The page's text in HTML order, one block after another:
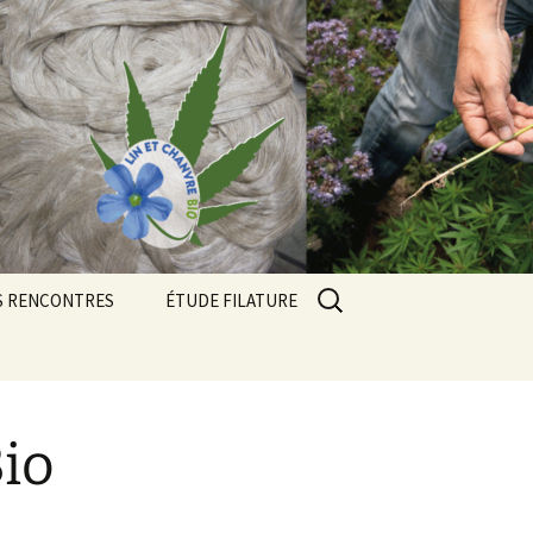
RENCONTRES
2026
ÉTUDE FILATURE
Rechercher :